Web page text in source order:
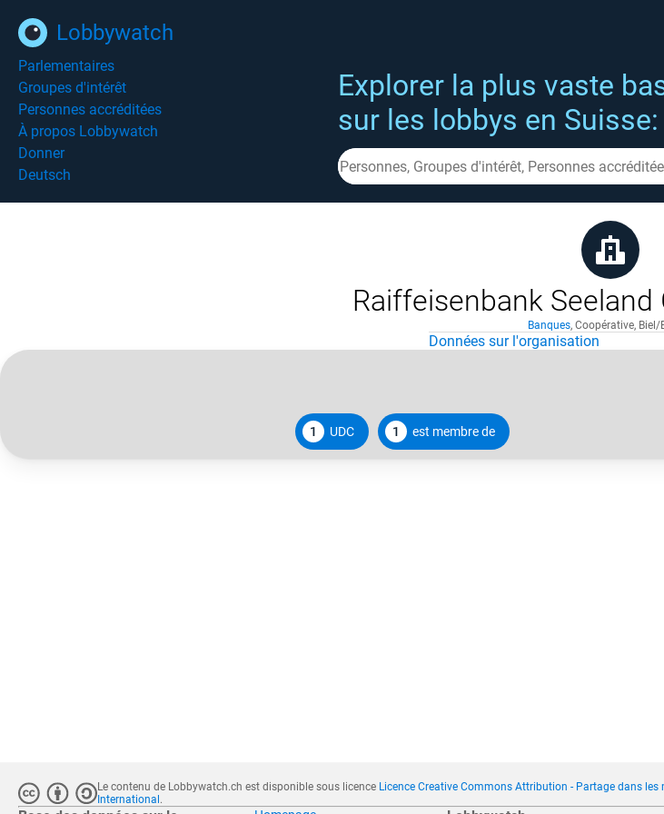
Lobbywatch
Parlementaires
Groupes d'intérêt
Personnes accréditées
À propos Lobbywatch
Donner
Deutsch
Explorer la plus vaste
sur les lobbys en Suisse:
Raiffeisenbank
Banques, Coopérative, Biel/
Données sur l'organisation
1 UDC 1 est membre de
Le contenu de Lobbywatch.ch est disponible sous licence Licence Creative Commons Attribution - Partage dans
International .